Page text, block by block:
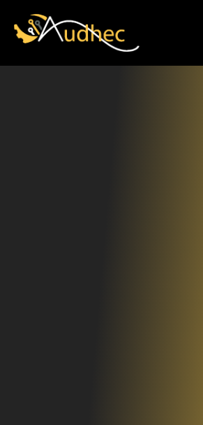
principal